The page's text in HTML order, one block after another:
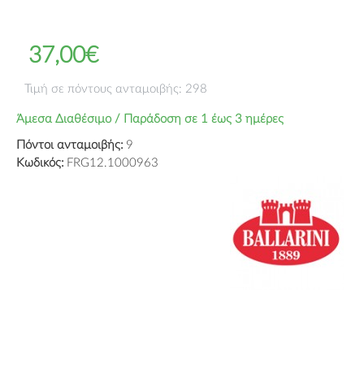
Άμεσα Διαθέσιμο / Παράδοση σε 1 έως 3 ημέρες
Πόντοι ανταμοιβής: 9
Κωδικός: FRG12.1000963
37,00€
Τιμή σε πόντους ανταμοιβής: 298